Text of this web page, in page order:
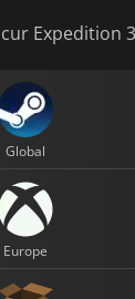
Expedition
Global
Europe